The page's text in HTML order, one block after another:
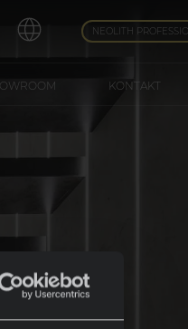
NEOLITH
KONTAKT